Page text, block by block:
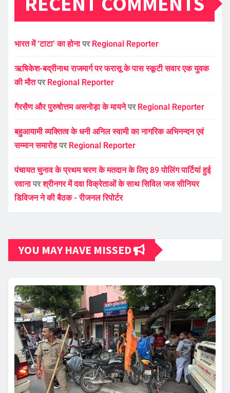
भारत में ‘टाटा’ का होनापर Regional Reporter
ऋषिकेश-बद्रीनाथ राजमार्ग पर फरासू के पास स्कूटी सवार एक युवक
की मौतपर Regional Reporter
गैरसैण और पुरुषोत्तम असनोड़ा के मायनेपर Regional Reporter
बहुआयामी व्यक्तित्व के धनी अनिल स्वामी का नागरिक अभिनन्दन एवं
सम्मान समारोहपर Regional Reporter
पंचायत चुनाव के प्रथम चरण के मतदान के लिए 89 पोलिंग पार्टियां हुई
रवानापरश्रीनगर में दवा विक्रेताओं के साथ सिविल जज सीनियर
डिविजन ने की बैठक - रीजनल रिपोर्टर
YOU MAY HAVE MISSED